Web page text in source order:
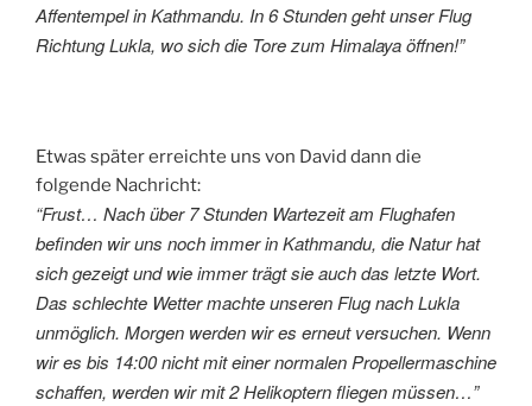
Affentempel in Kathmandu. In 6 Stunden geht unser Flug
Richtung Lukla, wo sich die Tore zum Himalaya öffnen!”
Etwas später erreichte uns von David dann die
folgende Nachricht:
“Frust… Nach über 7 Stunden Wartezeit am Flughafen
befinden wir uns noch immer in Kathmandu, die Natur hat
sich gezeigt und wie immer trägt sie auch das letzte Wort.
Das schlechte Wetter machte unseren Flug nach Lukla
unmöglich. Morgen werden wir es erneut versuchen. Wenn
wir es bis 14:00 nicht mit einer normalen Propellermaschine
schaffen, werden wir mit 2 Helikoptern fliegen müssen…”